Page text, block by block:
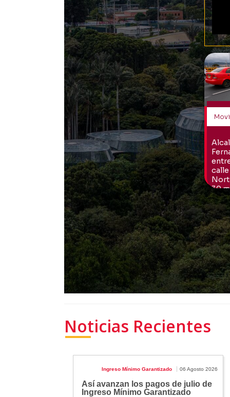
Noticias Recientes
Ingreso Mínimo Garantizado 06 Agosto 2026
Así avanzan los pagos de julio de
Ingreso Mínimo Garantizado